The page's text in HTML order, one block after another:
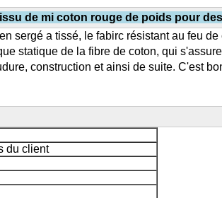
de mi coton rouge de poids pour
sergé a tissé, le fabirc résistant au feu
statique de la fibre de coton, qui
construction et ainsi de suite. C'est
du client